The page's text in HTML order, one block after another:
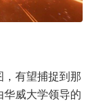
，有望捕捉到那
华威大学领导的